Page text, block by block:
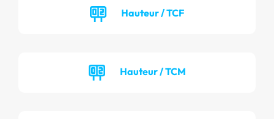
Hauteur / TCF
Hauteur / TCM